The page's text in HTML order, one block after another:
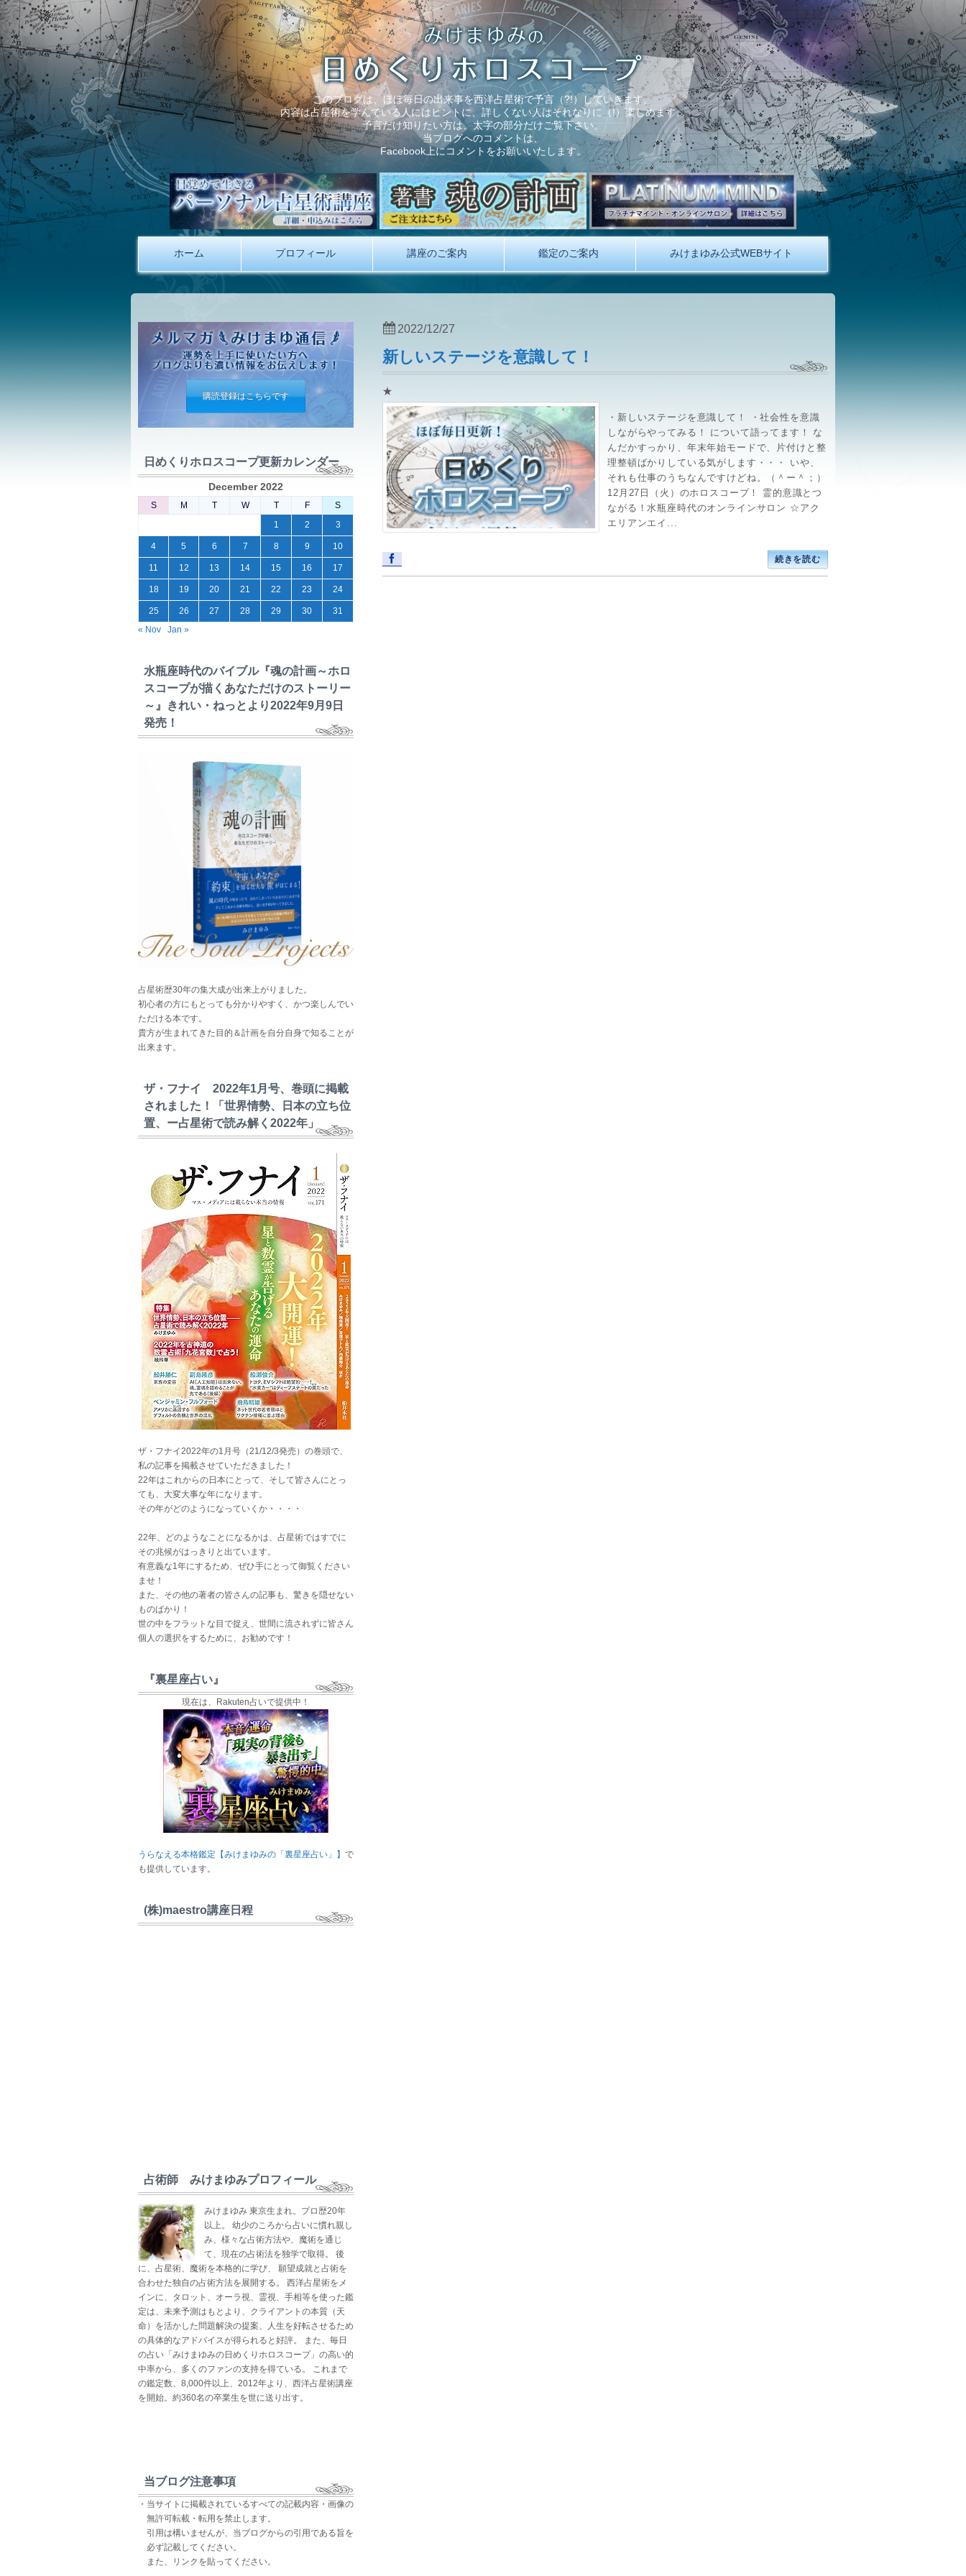
このブログは、ほぼ毎日の出来事を西洋占星術で予言（?!）していきます。
内容は占星術を学んでいる人にはヒントに、詳しくない人はそれなりに（!）楽しめます。
予言だけ知りたい方は、太字の部分だけご覧下さい。
当ブログへのコメントは、
Facebook上にコメントをお願いいたします。
ホーム プロフィール 講座のご案内 鑑定のご案内 みけまゆみ公式WEBサイト
新しいステージを意識して！
★
・新しいステージを意識して！ ・社会性を意識
しながらやってみる！ について語ってます！ な
んだかすっかり、年末年始モードで、片付けと整
理整頓ばかりしている気がします・・・ いや、
それも仕事のうちなんですけどね。（＾ー＾；）
12月27日（火）のホロスコープ！ 霊的意識とつ
ながる！水瓶座時代のオンラインサロン ☆アク
エリアンエイ...
続きを読む
2022/12/27
購読登録はこちらです
日めくりホロスコープ更新カレンダー
December 2022
S M T W T F
S
1
2 3
4 5 6 7 8 9 10
11 12 13 14 15 16 17
18 19 20 21 22 23 24
25 26 27 28 29 30
31
« Nov
Jan »
水瓶座時代のバイブル『魂の計画～ホロ
スコープが描くあなただけのストーリー
～』きれい・ねっとより2022年9月9日
発売！
占星術歴30年の集大成が出来上がりました。
初心者の方にもとっても分かりやすく、かつ楽しんでい
ただける本です。
貴方が生まれてきた目的＆計画を自分自身で知ることが
出来ます。
ザ・フナイ 2022年1月号、巻頭に掲載
されました！「世界情勢、日本の立ち位
置、ー占星術で読み解く2022年」
ザ・フナイ2022年の1月号（21/12/3発売）の巻頭で、
私の記事を掲載させていただきました！
22年はこれからの日本にとって、そして皆さんにとっ
ても、大変大事な年になります。
その年がどのようになっていくか・・・・
22年、どのようなことになるかは、占星術ではすでに
その兆候がはっきりと出ています。
有意義な1年にするため、ぜひ手にとって御覧ください
ませ！
また、その他の著者の皆さんの記事も、驚きを隠せない
ものばかり！
世の中をフラットな目で捉え、世間に流されずに皆さん
個人の選択をするために、お勧めです！
『裏星座占い』
現在は、Rakuten占いで提供中！
うらなえる本格鑑定【みけまゆみの「裏星座占い」】 で
も提供しています。
(株)maestro講座日程
占術師 みけまゆみプロフィール
みけまゆみ 東京生まれ。プロ歴20年
以上。 幼少のころから占いに慣れ親し
み、様々な占術方法や、魔術を通じ
て、現在の占術法を独学で取得。 後
に、占星術、魔術を本格的に学び、 願望成就と占術を
合わせた独自の占術方法を展開する。 西洋占星術をメ
インに、タロット、オーラ視、霊視、手相等を使った鑑
定は、未来予測はもとより、クライアントの本質（天
命）を活かした問題解決の提案、人生を好転させるため
の具体的なアドバイスが得られると好評。 また、毎日
の占い「みけまゆみの日めくりホロスコープ」の高い的
中率から、多くのファンの支持を得ている。 これまで
の鑑定数、8,000件以上、2012年より、西洋占星術講座
を開始。約360名の卒業生を世に送り出す。
当ブログ注意事項
・当サイトに掲載されているすべての記載内容・画像の
無許可転載・転用を禁止します。
引用は構いませんが、当ブログからの引用である旨を
必ず記載してください。
また、リンクを貼ってください。